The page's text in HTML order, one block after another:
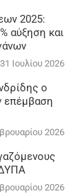
2025:
αύξηση και
31 Ιουλίου 2026
ο
επέμβαση
2026
2026